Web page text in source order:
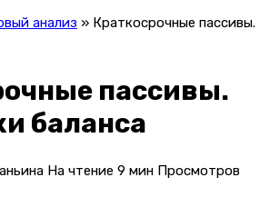
анализ » Краткосрочные пассивы.
пассивы.
баланса
На чтение 9 мин Просмотров